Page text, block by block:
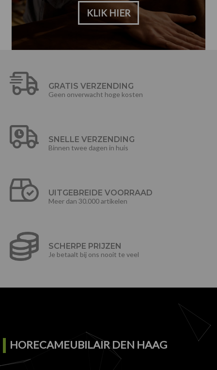
KLIK HIER
GRATIS VERZENDING
Geen onverwacht hoge kosten
SNELLE VERZENDING
Binnen twee dagen in huis
UITGEBREIDE VOORRAAD
Meer dan 30.000 artikelen
SCHERPE PRIJZEN
Je betaalt bij ons nooit te veel
HORECAMEUBILAIR DEN HAAG